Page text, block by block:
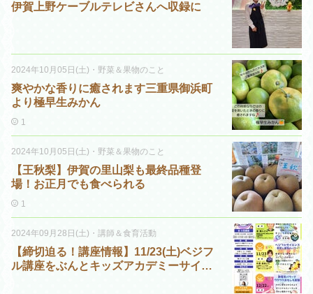
伊賀上野ケーブルテレビさんへ収録に
2024年10月05日(土) ・ 野菜＆果物のこと
爽やかな香りに癒されます三重県御浜町
より極早生みかん
1
2024年10月05日(土) ・ 野菜＆果物のこと
【王秋梨】伊賀の里山梨も最終品種登
場！お正月でも食べられる
1
2024年09月28日(土) ・ 講師＆食育活動
【締切迫る！講座情報】11/23(土)ベジフ
ル講座をぶんとキッズアカデミーサイエ